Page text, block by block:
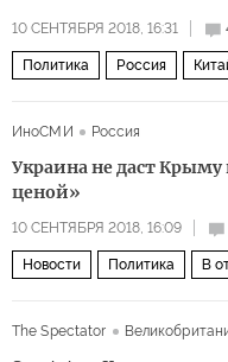
10 СЕНТЯБРЯ 2018, 16:31
Политика Россия
ИноСМИ
Россия
Украина не даст
ценой»
10 СЕНТЯБРЯ 2018, 16:09
Новости Политика В
The Spectator